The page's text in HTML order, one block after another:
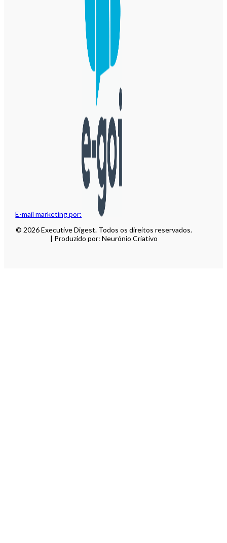
E-mail marketing por:
© 2026 Executive Digest. Todos os direitos reservados.
| Produzido por: Neurónio Criativo